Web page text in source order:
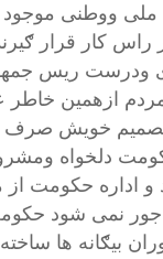
ووطنی موجود
کار قرار ګیرند
ودرست ریس
ازهمین خاطر
خویش صرف
دلخواه
و اداره حکومت
نمی شود
بیګانه ها